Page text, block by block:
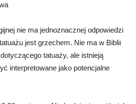
nie ma jednoznacznej odpowiedzi
jest grzechem. Nie ma w Biblii
tatuaży, ale istnieją
interpretowane jako potencjalne